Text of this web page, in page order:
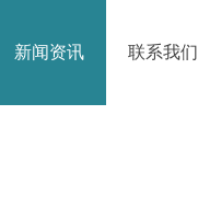
新闻资讯 联系我们